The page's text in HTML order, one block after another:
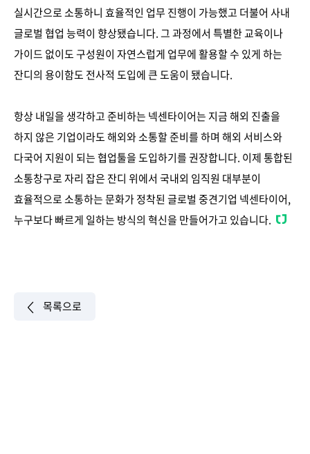
실시간으로 소통하니 효율적인 업무 진행이 가능했고 더불어 사내
글로벌 협업 능력이 향상됐습니다. 그 과정에서 특별한 교육이나
가이드 없이도 구성원이 자연스럽게 업무에 활용할 수 있게 하는
잔디의 용이함도 전사적 도입에 큰 도움이 됐습니다.
항상 내일을 생각하고 준비하는 넥센타이어는 지금 해외 진출을
하지 않은 기업이라도 해외와 소통할 준비를 하며 해외 서비스와
다국어 지원이 되는 협업툴을 도입하기를 권장합니다. 이제 통합된
소통창구로 자리 잡은 잔디 위에서 국내외 임직원 대부분이
효율적으로 소통하는 문화가 정착된 글로벌 중견기업 넥센타이어,
누구보다 빠르게 일하는 방식의 혁신을 만들어가고 있습니다.
목록으로